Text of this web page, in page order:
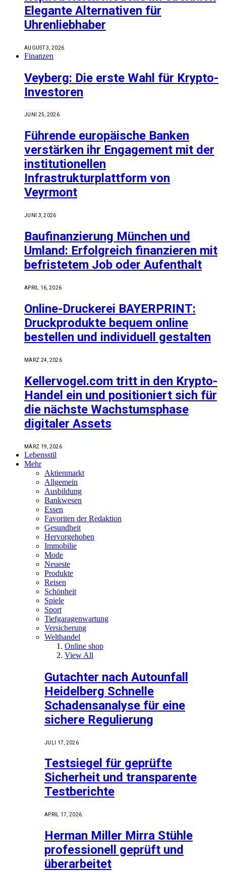
Elegante Alternativen für
Uhrenliebhaber
AUGUST 3, 2026
Finanzen
Veyberg: Die erste Wahl für Krypto-
Investoren
JUNI 25, 2026
Führende europäische Banken
verstärken ihr Engagement mit der
institutionellen
Infrastrukturplattform von
Veyrmont
JUNI 3, 2026
Baufinanzierung München und
Umland: Erfolgreich finanzieren mit
befristetem Job oder Aufenthalt
APRIL 16, 2026
Online-Druckerei BAYERPRINT:
Druckprodukte bequem online
bestellen und individuell gestalten
MÄRZ 24, 2026
Kellervogel.com tritt in den Krypto-
Handel ein und positioniert sich für
die nächste Wachstumsphase
digitaler Assets
MÄRZ 19, 2026
Lebensstil
Mehr
Aktienmarkt
Allgemein
Ausbildung
Bankwesen
Essen
Favoriten der Redaktion
Gesundheit
Hervorgehoben
Immobilie
Mode
Neueste
Produkte
Reisen
Schönheit
Spiele
Sport
Tiefgaragenwartung
Versicherung
Welthandel
Online shop
View All
Gutachter nach Autounfall
Heidelberg Schnelle
Schadensanalyse für eine
sichere Regulierung
JULI 17, 2026
Testsiegel für geprüfte
Sicherheit und transparente
Testberichte
APRIL 17, 2026
Herman Miller Mirra Stühle
professionell geprüft und
überarbeitet